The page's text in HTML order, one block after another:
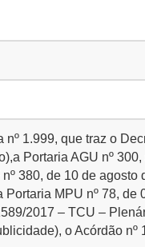
1.999, que traz o
Portaria AGU nº
380, de 10 de agosto
MPU nº 78, de
2017 – TCU –
o Acórdão nº